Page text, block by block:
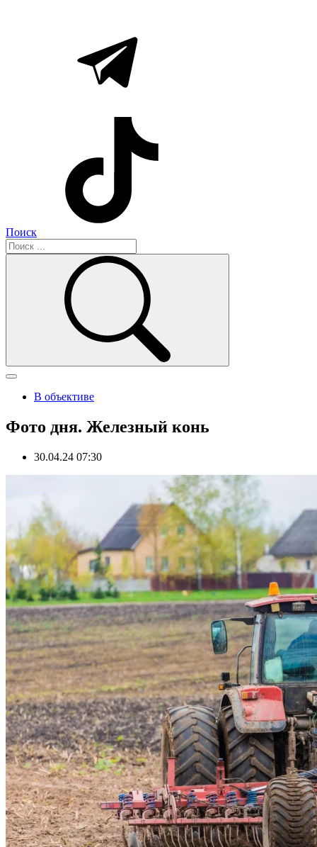
Поиск
В объективе
Фото дня. Железный конь
30.04.24 07:30